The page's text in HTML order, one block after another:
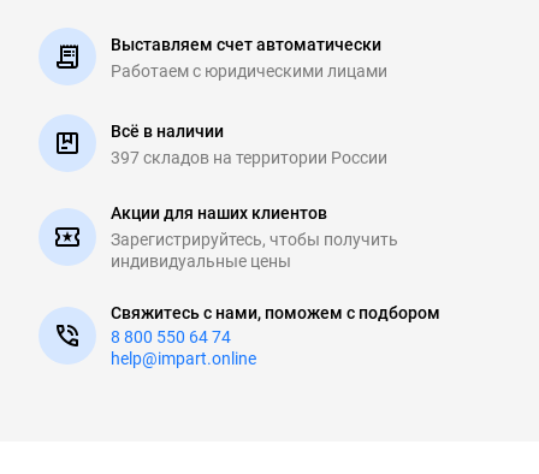
Выставляем счет автоматически
Работаем с юридическими лицами
Всё в наличии
397 складов на территории России
Акции для наших клиентов
Зарегистрируйтесь, чтобы получить
индивидуальные цены
Свяжитесь с нами, поможем с подбором
8 800 550 64 74
help@impart.online